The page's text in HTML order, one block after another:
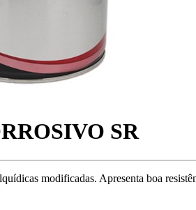
SR
modificadas. Apresenta boa